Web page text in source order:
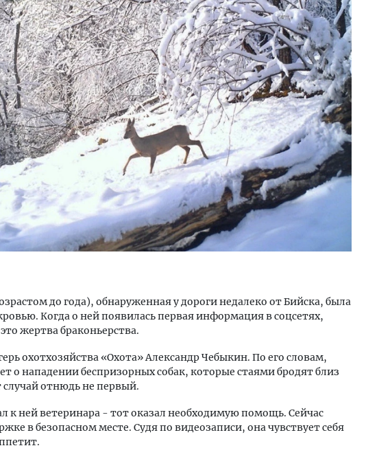
до года), обнаруженная у дороги недалеко от Бийска, была
Когда о ней появилась первая информация в соцсетях,
жертва браконьерства.
охотхозяйства «Охота» Александр Чебыкин. По его словам,
о нападении беспризорных собак, которые стаями бродят близ
отнюдь не первый.
к ней ветеринара - тот оказал необходимую помощь. Сейчас
в безопасном месте. Судя по видеозаписи, она чувствует себя
Архитектурный код начинается с
земли. Мощение крупноформатными
плитами становится новым
стандартом благоустройства
СТРОИТЕЛЬСТВО
Ищем новые берега.
«Жилищной инициативы»
Гатилов — о том, как
оставаться на плаву,
штормит
СТРОИТЕЛЬСТВО